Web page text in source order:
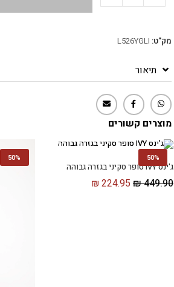
מק"ט: L526YGLI
תיאור
מוצרים קשורים
50%
ג'ינס IVY סופר סקיני בגזרה גבוהה
₪449.90
₪ 224.95
50%